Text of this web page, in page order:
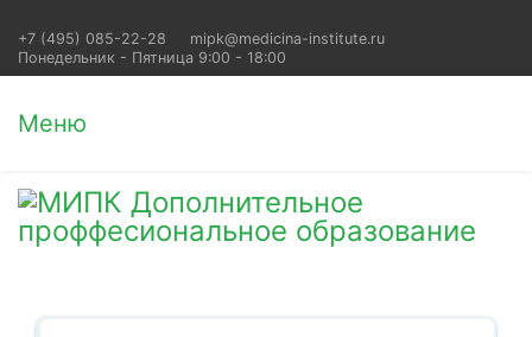
+7 (495) 085-22-28
mipk@medicina-institute.ru
Понедельник - Пятница 9:00 - 18:00
Меню